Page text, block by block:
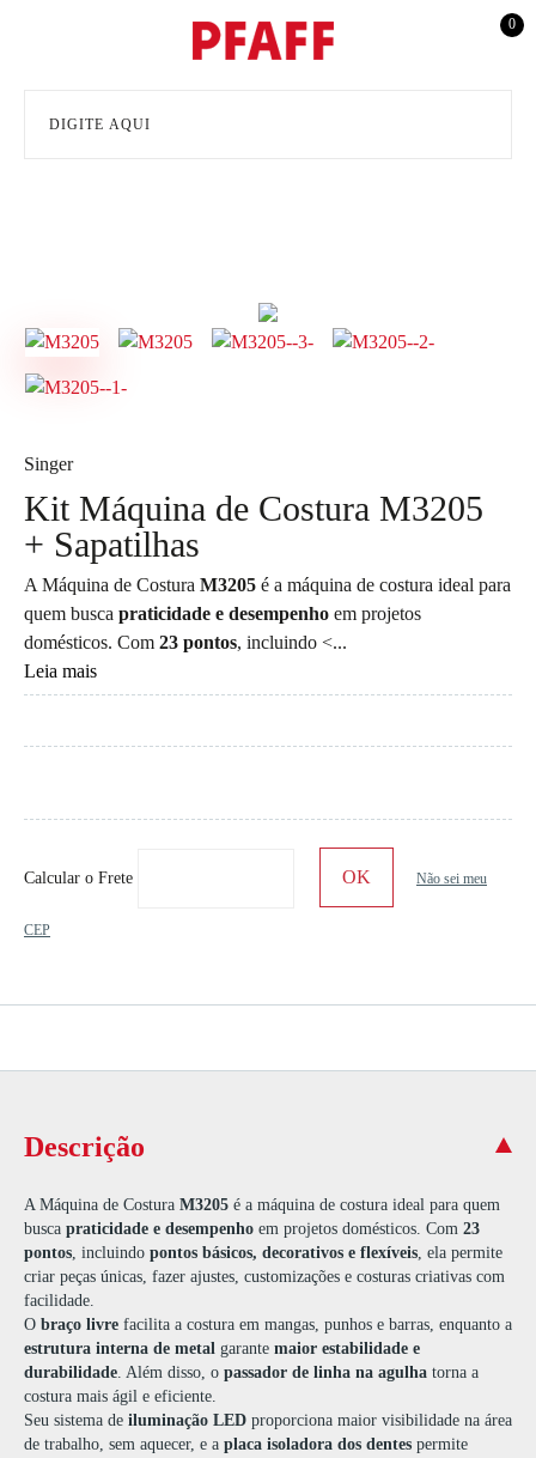
0
Singer
Kit Máquina de Costura M3205
+ Sapatilhas
A Máquina de Costura M3205 é a máquina de costura ideal para
quem busca praticidade e desempenho em projetos
domésticos. Com 23 pontos, incluindo <...
Leia mais
Calcular o Frete Não sei meu
CEP
Descrição
A Máquina de Costura M3205 é a máquina de costura ideal para quem
busca praticidade e desempenho em projetos domésticos. Com 23
pontos, incluindo pontos básicos, decorativos e flexíveis, ela permite
criar peças únicas, fazer ajustes, customizações e costuras criativas com
facilidade.
O braço livre facilita a costura em mangas, punhos e barras, enquanto a
estrutura interna de metal garante maior estabilidade e
durabilidade. Além disso, o passador de linha na agulha torna a
costura mais ágil e eficiente.
Seu sistema de iluminação LED proporciona maior visibilidade na área
de trabalho, sem aquecer, e a placa isoladora dos dentes permite